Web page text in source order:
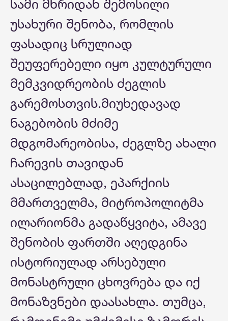
სამი მხრიდან შემოსილი
უსახური შენობა, რომლის
ფასადიც სრულიად
შეუფერებელი იყო კულტურული
მემკვიდრეობის ძეგლის
გარემოსთვის.მიუხედავად
ნაგებობის მძიმე
მდგომარეობისა, ძეგლზე ახალი
ჩარევის თავიდან
ასაცილებლად, ეპარქიის
მმართველმა, მიტროპოლიტმა
ილარიონმა გადაწყვიტა, ამავე
შენობის ფართში აღედგინა
ისტორიულად არსებული
მონასტრული ცხოვრება და იქ
მონაზვნები დაასახლა. თუმცა,